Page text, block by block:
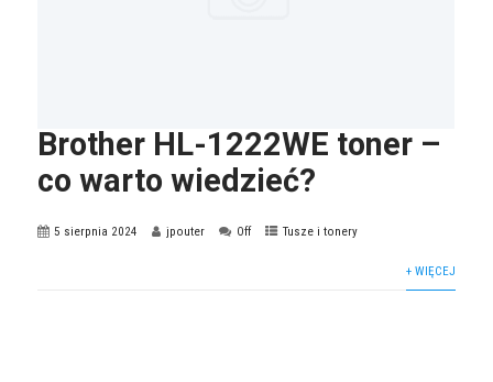
Brother HL-1222WE toner –
co warto wiedzieć?
5 sierpnia 2024 jpouter Off Tusze i tonery
+ WIĘCEJ